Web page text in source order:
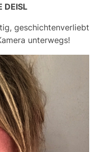
DEISL
geschichtenverliebt
unterwegs!